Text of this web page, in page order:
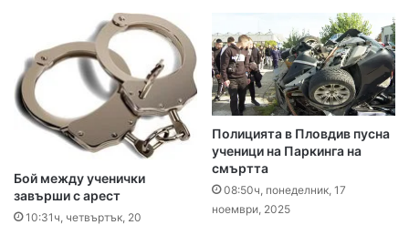
Бой между ученички
завърши с арест
10:31ч, четвъртък, 20
Полицията в Пловдив пусна
ученици на Паркинга на
смъртта
08:50ч, понеделник, 17
ноември, 2025